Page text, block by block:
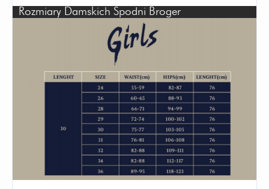
Rozmiary Damskich Spodni Broger